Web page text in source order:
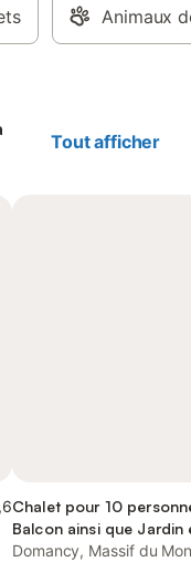
Animaux
Tout afficher
Chalet pour 10
Balcon ainsi que Jardin
Domancy, Massif du